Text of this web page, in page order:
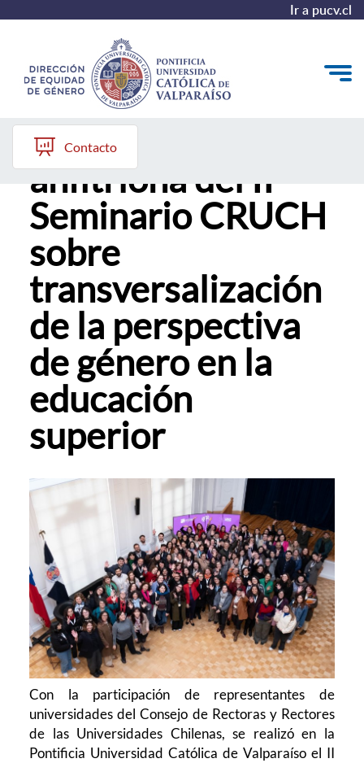
Ir a pucv.cl
Quiénes somos
Diagnóstico y Política
Plan de Acción
Modelo de Prevención
Repositorio
Redes de Trabajo
Contacto
PUCV fue
anfitriona del II
Seminario CRUCH
sobre
transversalización
de la perspectiva
de género en la
educación
superior
Con la participación de representantes de
universidades del Consejo de Rectoras y Rectores
de las Universidades Chilenas, se realizó en la
Pontificia Universidad Católica de Valparaíso el II